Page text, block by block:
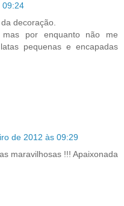
09:24
decoração.
por enquanto não me
pequenas e encapadas
de 2012 às 09:29
maravilhosas !!! Apaixonada